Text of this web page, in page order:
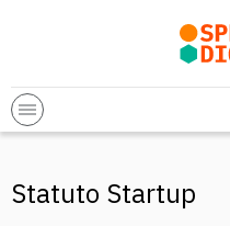
Statuto Startup